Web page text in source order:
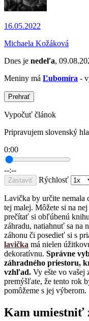
16.05.2022
Michaela Kožáková
Dnes je nedeľa,
Meniny má Ľubomíra -
Prehrať
Vypočuť článok
Pripravujem slovenský
0:00
--:--
Zastaviť Rýchlosť
Lavička by určite nemala
tej malej. Môžete si na
prečítať si obľúbenú
záhradu, natiahnuť sa na
záhonu či posedieť si s
lavička má nielen
dekoratívnu. Správne
záhradného priestoru,
vzhľad. Vy ešte vo vašej
premýšľate, že tento rok
pomôžeme s jej výberom.
Kam umiestniť